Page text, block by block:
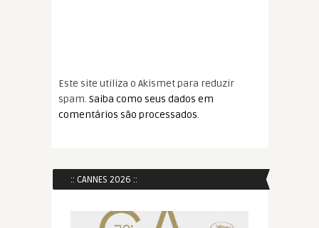
Este site utiliza o Akismet para reduzir
spam. Saiba como seus dados em
comentários são processados.
:: CANNES 2026 ::